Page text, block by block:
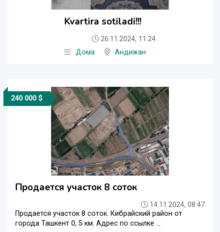
Kvartira sotiladi!!!
26.11.2024, 11:24
Дома
Андижан
240 000 $
Продается участок 8 соток
14.11.2024, 08:47
Продается участок 8 соток. Кибрайский район от
города Ташкент 0, 5 км. Адрес по ссылке ...